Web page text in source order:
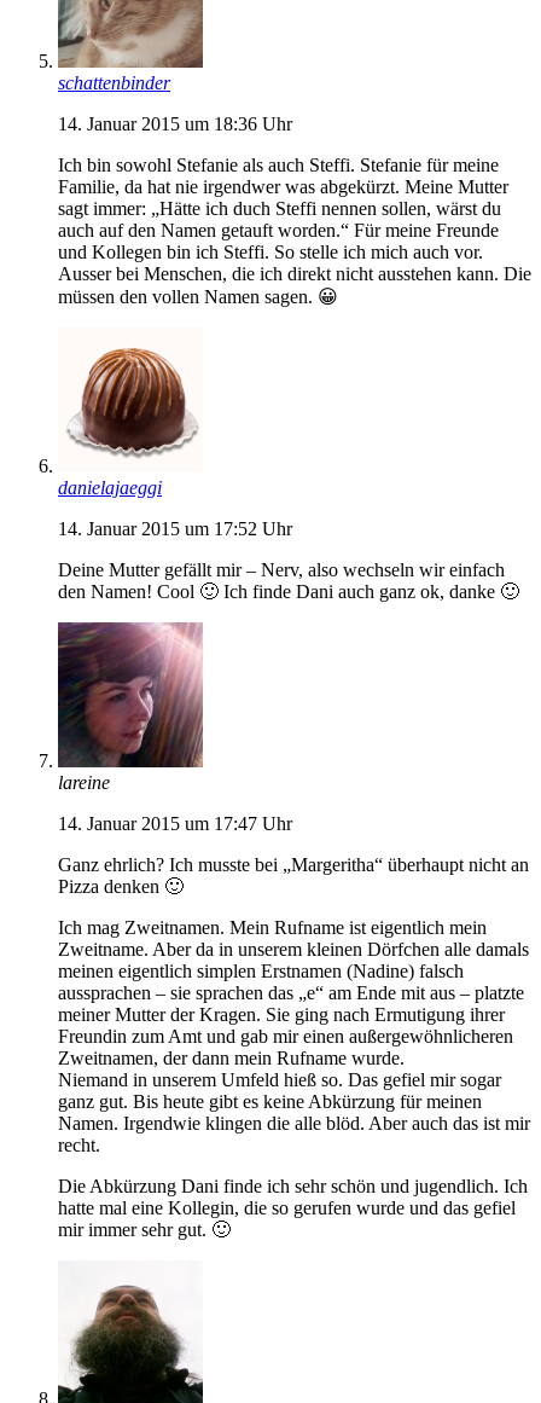
schattenbinder
14. Januar 2015 um 18:36 Uhr
Ich bin sowohl Stefanie als auch Steffi. Stefanie für meine
Familie, da hat nie irgendwer was abgekürzt. Meine Mutter
sagt immer: „Hätte ich duch Steffi nennen sollen, wärst du
auch auf den Namen getauft worden.“ Für meine Freunde
und Kollegen bin ich Steffi. So stelle ich mich auch vor.
Ausser bei Menschen, die ich direkt nicht ausstehen kann. Die
müssen den vollen Namen sagen. 😀
danielajaeggi
14. Januar 2015 um 17:52 Uhr
Deine Mutter gefällt mir – Nerv, also wechseln wir einfach
den Namen! Cool 🙂 Ich finde Dani auch ganz ok, danke 🙂
lareine
14. Januar 2015 um 17:47 Uhr
Ganz ehrlich? Ich musste bei „Margeritha“ überhaupt nicht an
Pizza denken 🙂
Ich mag Zweitnamen. Mein Rufname ist eigentlich mein
Zweitname. Aber da in unserem kleinen Dörfchen alle damals
meinen eigentlich simplen Erstnamen (Nadine) falsch
aussprachen – sie sprachen das „e“ am Ende mit aus – platzte
meiner Mutter der Kragen. Sie ging nach Ermutigung ihrer
Freundin zum Amt und gab mir einen außergewöhnlicheren
Zweitnamen, der dann mein Rufname wurde.
Niemand in unserem Umfeld hieß so. Das gefiel mir sogar
ganz gut. Bis heute gibt es keine Abkürzung für meinen
Namen. Irgendwie klingen die alle blöd. Aber auch das ist mir
recht.
Die Abkürzung Dani finde ich sehr schön und jugendlich. Ich
hatte mal eine Kollegin, die so gerufen wurde und das gefiel
mir immer sehr gut. 🙂